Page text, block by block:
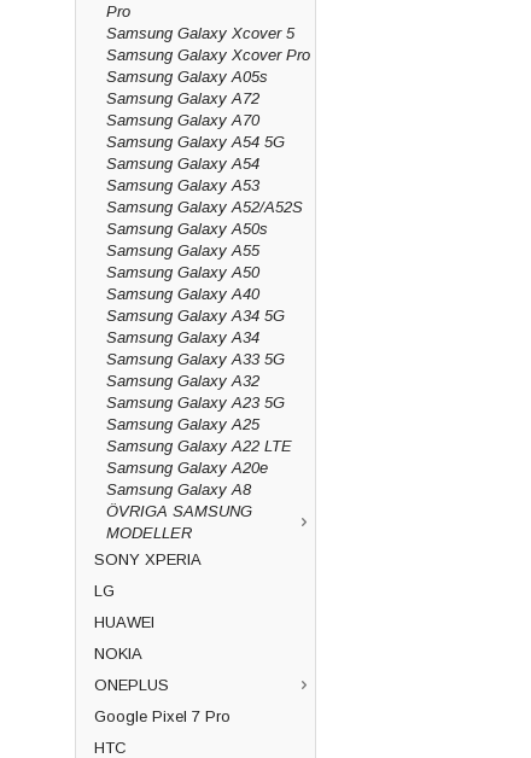
Pro
Samsung Galaxy Xcover 5
Samsung Galaxy Xcover Pro
Samsung Galaxy A05s
Samsung Galaxy A72
Samsung Galaxy A70
Samsung Galaxy A54 5G
Samsung Galaxy A54
Samsung Galaxy A53
Samsung Galaxy A52/A52S
Samsung Galaxy A50s
Samsung Galaxy A55
Samsung Galaxy A50
Samsung Galaxy A40
Samsung Galaxy A34 5G
Samsung Galaxy A34
Samsung Galaxy A33 5G
Samsung Galaxy A32
Samsung Galaxy A23 5G
Samsung Galaxy A25
Samsung Galaxy A22 LTE
Samsung Galaxy A20e
Samsung Galaxy A8
ÖVRIGA SAMSUNG
MODELLER
SONY XPERIA
LG
HUAWEI
NOKIA
ONEPLUS
Google Pixel 7 Pro
HTC